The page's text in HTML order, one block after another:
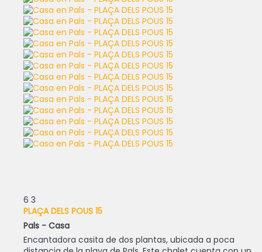
6 3
PLAÇA DELS POUS 15
Pals - Casa
Encantadora casita de dos plantas, ubicada a poca